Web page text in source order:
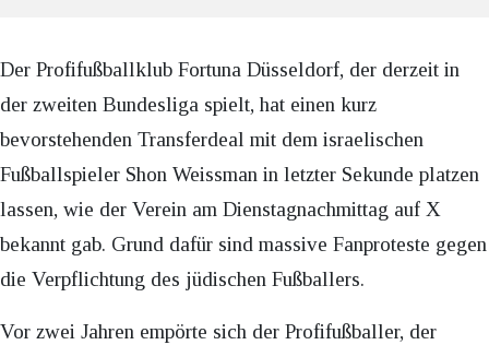
Der Profifußballklub Fortuna Düsseldorf, der derzeit in
der zweiten Bundesliga spielt, hat einen kurz
bevorstehenden Transferdeal mit dem israelischen
Fußballspieler Shon Weissman in letzter Sekunde platzen
lassen, wie der Verein am Dienstagnachmittag auf X
bekannt gab. Grund dafür sind massive Fanproteste gegen
die Verpflichtung des jüdischen Fußballers.
Vor zwei Jahren empörte sich der Profifußballer, der